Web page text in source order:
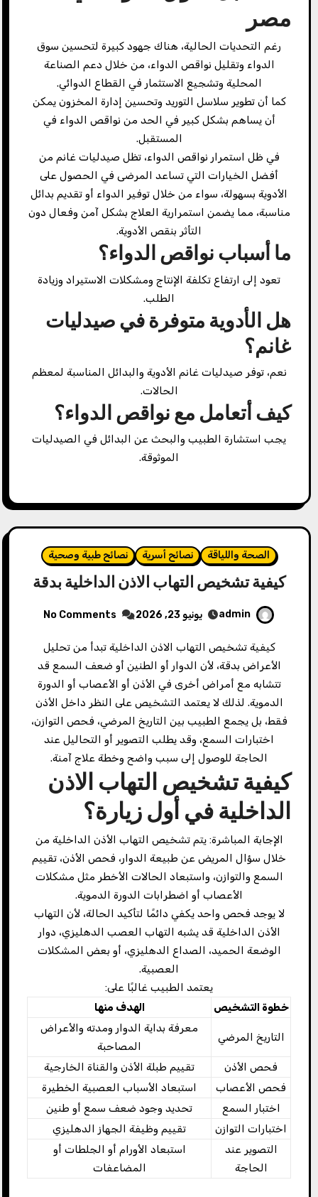
مصر
رغم التحديات الحالية، هناك جهود كبيرة لتحسين سوق
الدواء وتقليل نواقص الدواء، من خلال دعم الصناعة
المحلية وتشجيع الاستثمار في القطاع الدوائي.
كما أن تطوير سلاسل التوريد وتحسين إدارة المخزون يمكن
أن يساهم بشكل كبير في الحد من نواقص الدواء في
المستقبل.
في ظل استمرار نواقص الدواء، تظل صيدليات غانم من
أفضل الخيارات التي تساعد المرضى في الحصول على
الأدوية بسهولة، سواء من خلال توفير الدواء أو تقديم بدائل
مناسبة، مما يضمن استمرارية العلاج بشكل آمن وفعال دون
التأثر بنقص الأدوية.
ما أسباب نواقص الدواء؟
تعود إلى ارتفاع تكلفة الإنتاج ومشكلات الاستيراد وزيادة
الطلب.
هل الأدوية متوفرة في صيدليات
غانم؟
نعم، توفر صيدليات غانم الأدوية والبدائل المناسبة لمعظم
الحالات.
كيف أتعامل مع نواقص الدواء؟
يجب استشارة الطبيب والبحث عن البدائل في الصيدليات
الموثوقة.
الصحة واللياقة نصائح أسرية نصائح طبية وصحية
كيفية تشخيص التهاب الاذن الداخلية بدقة
admin يونيو 23, 2026 No Comments
كيفية تشخيص التهاب الاذن الداخلية تبدأ من تحليل
الأعراض بدقة، لأن الدوار أو الطنين أو ضعف السمع قد
تتشابه مع أمراض أخرى في الأذن أو الأعصاب أو الدورة
الدموية. لذلك لا يعتمد التشخيص على النظر داخل الأذن
فقط، بل يجمع الطبيب بين التاريخ المرضي، فحص التوازن،
اختبارات السمع، وقد يطلب التصوير أو التحاليل عند
الحاجة للوصول إلى سبب واضح وخطة علاج آمنة.
كيفية تشخيص التهاب الاذن
الداخلية في أول زيارة؟
الإجابة المباشرة: يتم تشخيص التهاب الأذن الداخلية من
خلال سؤال المريض عن طبيعة الدوار، فحص الأذن، تقييم
السمع والتوازن، واستبعاد الحالات الأخطر مثل مشكلات
الأعصاب أو اضطرابات الدورة الدموية.
لا يوجد فحص واحد يكفي دائمًا لتأكيد الحالة، لأن التهاب
الأذن الداخلية قد يشبه التهاب العصب الدهليزي، دوار
الوضعة الحميد، الصداع الدهليزي، أو بعض المشكلات
العصبية.
يعتمد الطبيب غالبًا على:
خطوة التشخيص
الهدف منها
التاريخ المرضي
معرفة بداية الدوار ومدته والأعراض
المصاحبة
فحص الأذن
تقييم طبلة الأذن والقناة الخارجية
فحص الأعصاب
استبعاد الأسباب العصبية الخطيرة
اختبار السمع
تحديد وجود ضعف سمع أو طنين
اختبارات التوازن
تقييم وظيفة الجهاز الدهليزي
التصوير عند
الحاجة
استبعاد الأورام أو الجلطات أو
المضاعفات